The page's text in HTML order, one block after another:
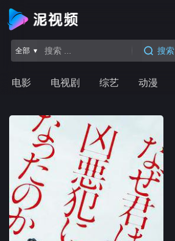
电影 电视剧 综艺 动漫
全部 ▾ 搜索